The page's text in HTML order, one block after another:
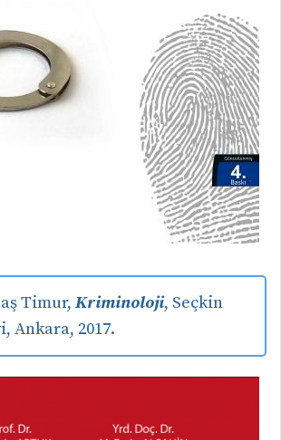
Timur, Kriminoloji, Seçkin
Ankara, 2017.